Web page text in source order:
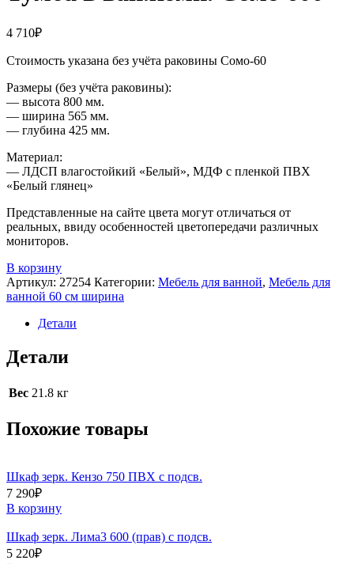
4 710₽
Стоимость указана без учёта раковины Сомо-60
Размеры (без учёта раковины):
— высота 800 мм.
— ширина 565 мм.
— глубина 425 мм.
Материал:
— ЛДСП влагостойкий «Белый», МДФ с пленкой ПВХ
«Белый глянец»
Представленные на сайте цвета могут отличаться от
реальных, ввиду особенностей цветопередачи различных
мониторов.
В корзину
Артикул: 27254 Категории: Мебель для ванной, Мебель для
ванной 60 см ширина
Детали
Детали
Вес 21.8 кг
Похожие товары
Шкаф зерк. Кензо 750 ПВХ с подсв.
7 290₽
В корзину
Шкаф зерк. Лима3 600 (прав) с подсв.
5 220₽